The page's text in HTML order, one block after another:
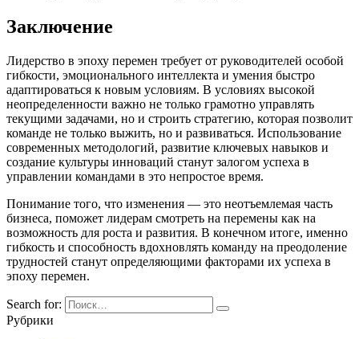
Заключение
Лидерство в эпоху перемен требует от руководителей особой
гибкости, эмоционального интеллекта и умения быстро
адаптироваться к новым условиям. В условиях высокой
неопределенности важно не только грамотно управлять
текущими задачами, но и строить стратегию, которая позволит
команде не только выжить, но и развиваться. Использование
современных методологий, развитие ключевых навыков и
создание культуры инноваций станут залогом успеха в
управлении командами в это непростое время.
Понимание того, что изменения — это неотъемлемая часть
бизнеса, поможет лидерам смотреть на перемены как на
возможность для роста и развития. В конечном итоге, именно
гибкость и способность вдохновлять команду на преодоление
трудностей станут определяющими факторами их успеха в
эпоху перемен.
Search for:
Рубрики